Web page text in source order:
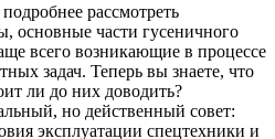
рассмотреть
основные части гусеничного
всего возникающие в процессе
задач. Теперь вы знаете, что
ли до них доводить?
но действенный совет:
эксплуатации спецтехники и